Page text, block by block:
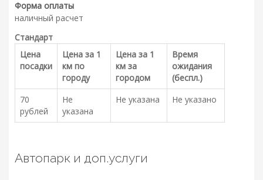
Форма оплаты
наличный расчет
Стандарт
Цена
посадки
Цена за 1
км по
городу
Цена за 1
км за
городом
Время
ожидания
(беспл.)
70
рублей
Не
указана
Не указана Не указано
Автопарк и доп.услуги